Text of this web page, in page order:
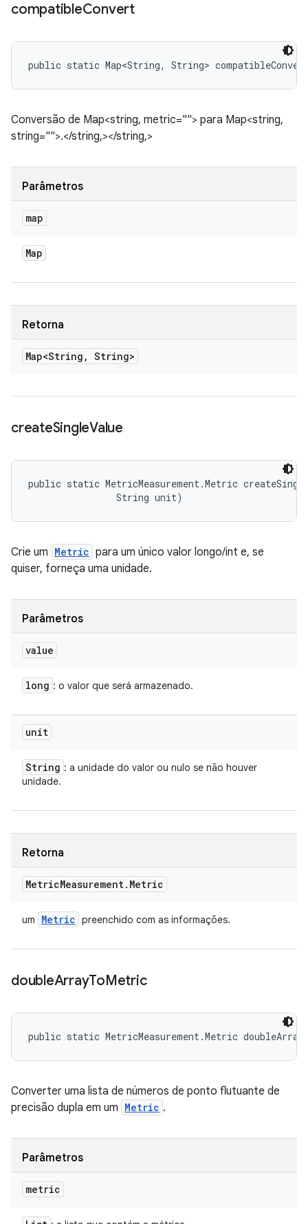
compatibleConvert
public static Map<String, String>
Conversão de Map<string, metric=""> para Map<string,
string="">.</string,></string,>
Parâmetros
map
Map
Retorna
Map<String , String>
createSingleValue
public static MetricMeasurement.Metric
                String unit)
Crie um Metric para um único valor longo/int e, se
quiser, forneça uma unidade.
Parâmetros
value
long : o valor que será armazenado.
unit
String : a unidade do valor ou nulo se não houver
unidade.
Retorna
MetricMeasurement. Metric
um Metric preenchido com as informações.
doubleArrayToMetric
public static MetricMeasurement.Metric
Converter uma lista de números de ponto flutuante de
precisão dupla em um Metric .
Parâmetros
metric